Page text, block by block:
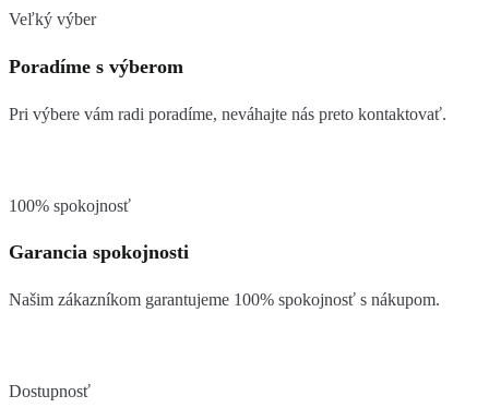
Veľký výber
Poradíme s výberom
Pri výbere vám radi poradíme, neváhajte nás preto kontaktovať.
100% spokojnosť
Garancia spokojnosti
Našim zákazníkom garantujeme 100% spokojnosť s nákupom.
Dostupnosť